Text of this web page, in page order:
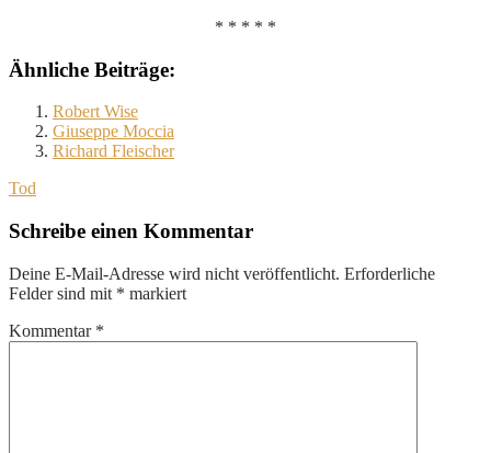
* * * * *
Ähnliche Beiträge:
Robert Wise
Giuseppe Moccia
Richard Fleischer
Tod
Schreibe einen Kommentar
Deine E-Mail-Adresse wird nicht veröffentlicht. Erforderliche
Felder sind mit * markiert
Kommentar *